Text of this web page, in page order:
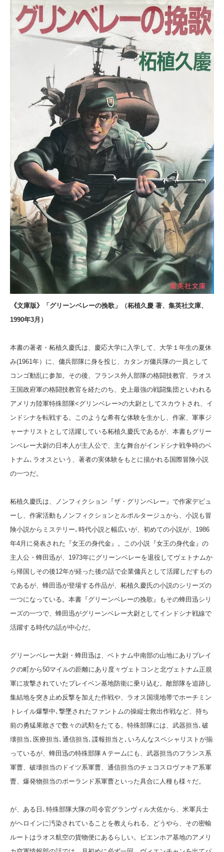
《文庫版》「グリーンベレーの挽歌」（柘植久慶 著、集英社文庫、
1990年3月）
本書の著者・柘植久慶氏は、慶応大学に入学して、大学１年生の夏休
み(1961年）に、傭兵部隊に身を投じ、カタンガ傭兵隊の一員として
コンゴ動乱に参加。その後、フランス外人部隊の格闘技教官、ラオス
王国政府軍の格闘技教官を経たのち、史上最強の戦闘集団といわれる
アメリカ陸軍特殊部隊<グリンベレー>の大尉としてスカウトされ、イ
ンドシナを転戦する。このような希有な体験を生かし、作家、軍事ジ
ャーナリストとして活躍している柘植久慶氏であるが、本書もグリー
ンベレー大尉の日本人が主人公で、主な舞台がインドシナ戦争時のベ
トナム､ラオスという、著者の実体験をもとに描かれる国際冒険小説
の一つだ。
柘植久慶氏は、ノンフィクション『ザ・グリンベレー』で作家デビュ
ーし、作家活動もノンフィクションとルポルタージュから、小説も冒
険小説からミステリー､時代小説と幅広いが、初めての小説が、1986
年4月に発表された『女王の身代金』。この小説『女王の身代金』の
主人公・蜂田迅が、1973年にグリーンベレーを退役してヴェトナムか
ら帰国しその後12年が経った後の話で企業傭兵として活躍しだすもの
であるが、蜂田迅が登場する作品が、柘植久慶氏の小説のシリーズの
一つになっている。本書『グリーンベレーの挽歌』もその蜂田迅シリ
ーズの一つで、蜂田迅がグリーンベレー大尉としてインドシナ戦線で
活躍する時代の話が中心だ。
グリーンベレー大尉・蜂田迅は、ベトナム中南部の山地にありブレイ
クの町から50マイルの距離にあり度々ヴェトコンと北ヴェトナム正規
軍に攻撃されていたプレイベン基地防衛に乗り込む。敵部隊を追跡し
集結地を突き止め反撃を加えた作戦や、ラオス国境地帯でホーチミン
トレイル爆撃中､撃墜されたファントムの操縦士救出作戦など、持ち
前の勇猛果敢さで数々の武勲をたてる。特殊部隊には、武器担当､破
壊担当､医療担当､通信担当､諜報担当と､いろんなスペシャリストが揃
っているが、蜂田迅の特殊部隊Ａテームにも、武器担当のフランス系
軍曹、破壊担当のドイツ系軍曹、通信担当のチェコスロヴァキア系軍
曹、爆発物担当のポーランド系軍曹といった具合に人種も様々だ。
が、ある日､特殊部隊大隊の司令官グランヴィル大佐から、米軍兵士
がヘロインに汚染されていることを教えられる。どうやら、その密輸
ルートはラオス航空の貨物便にあるらしい。ビエンホア基地のアメリ